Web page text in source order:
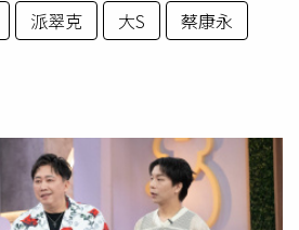
派翠克 大S 蔡康永